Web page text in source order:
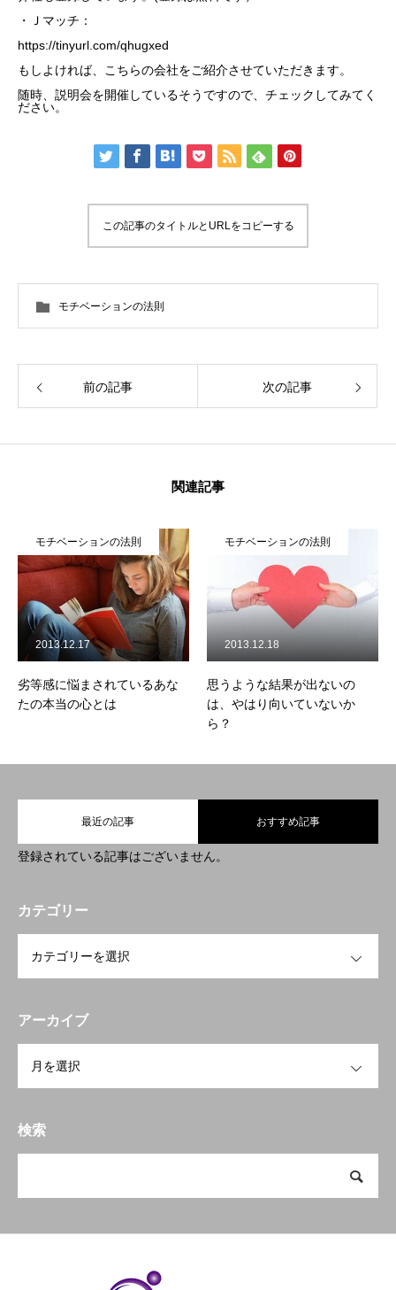
・Ｊマッチ：
https://tinyurl.com/qhugxed
もしよければ、こちらの会社をご紹介させていただきます。
随時、説明会を開催しているそうですので、チェックしてみてく
ださい。
この記事のタイトルとURLをコピーする
モチベーションの法則
前の記事 次の記事
関連記事
モチベーションの法則
劣等感に悩まされているあな
たの本当の心とは
2013.12.17
モチベーションの法則
思うような結果が出ないの
は、やはり向いていないか
ら？
2013.12.18
最近の記事 おすすめ記事
登録されている記事はございません。
カテゴリー
アーカイブ
検索